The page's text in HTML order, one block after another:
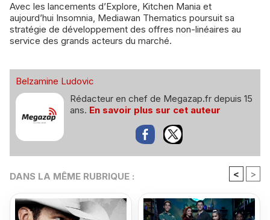
Avec les lancements d’Explore, Kitchen Mania et
aujourd’hui Insomnia, Mediawan Thematics poursuit sa
stratégie de développement des offres non-linéaires au
service des grands acteurs du marché.
Belzamine Ludovic
Rédacteur en chef de Megazap.fr depuis 15
ans. En savoir plus sur cet auteur
DANS LA MÊME RUBRIQUE : < >